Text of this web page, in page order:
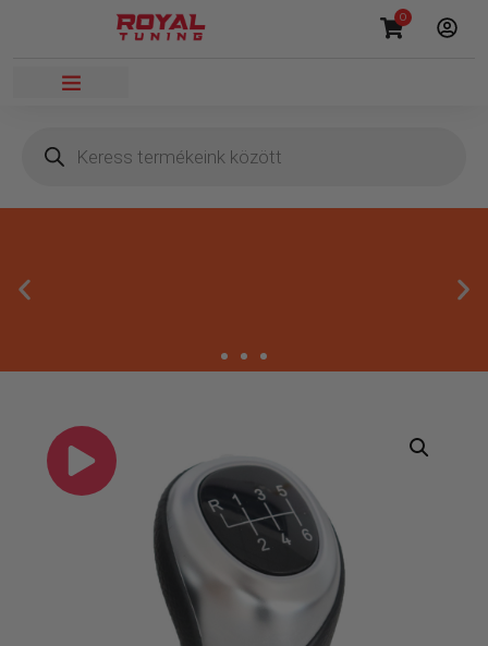
0
Gyors rendelésfeldolgozással segítünk, hogy hamar
kézhez kapd a csomagod.